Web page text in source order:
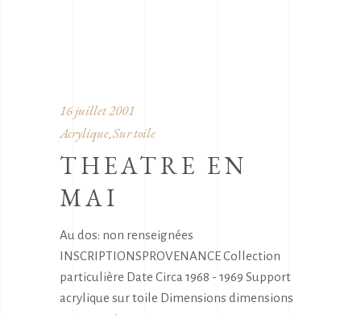
16 juillet 2001
Acrylique Sur toile
THEATRE EN
MAI
Au dos: non renseignées
INSCRIPTIONSPROVENANCE Collection
particulière Date Circa 1968 - 1969 Support
acrylique sur toile Dimensions dimensions